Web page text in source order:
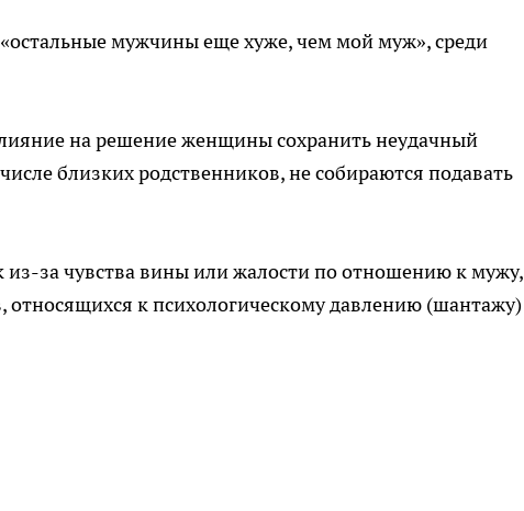
мужчины еще хуже, чем мой муж», среди
на решение женщины сохранить неудачный
близких родственников, не собираются подавать
из-за чувства вины или жалости по отношению к мужу,
относящихся к психологическому давлению (шантажу)